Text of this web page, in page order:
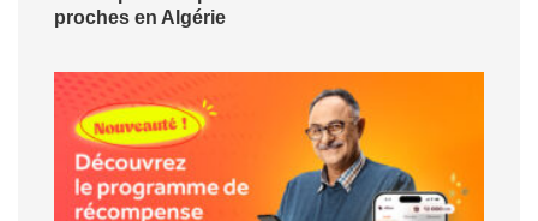
proches en Algérie